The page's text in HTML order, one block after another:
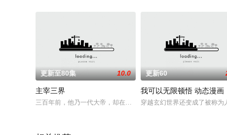
更新至80集 10.0
主宰三界
三百年前，他乃一代大帝，却在婚礼前被未婚妻所杀；三百年后，
更新60
我可以无限顿悟 动态漫画
穿越玄幻世界还变成了被称为